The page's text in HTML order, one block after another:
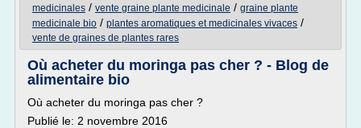
medicinales / vente graine plante medicinale / graine plante
medicinale bio / plantes aromatiques et medicinales vivaces /
vente de graines de plantes rares
Où acheter du moringa pas cher ? - Blog de
alimentaire bio
Où acheter du moringa pas cher ?
Publié le: 2 novembre 2016